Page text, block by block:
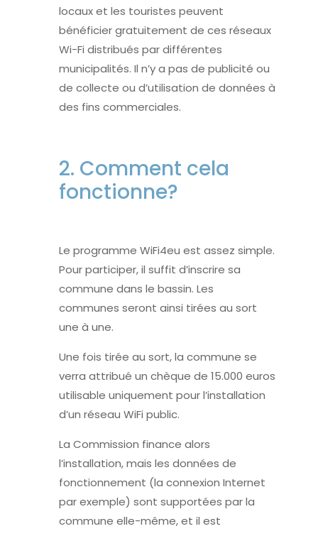
locaux et les touristes peuvent
bénéficier gratuitement de ces réseaux
Wi-Fi distribués par différentes
municipalités. Il n’y a pas de publicité ou
de collecte ou d’utilisation de données à
des fins commerciales.
2. Comment cela
fonctionne?
Le programme WiFi4eu est assez simple.
Pour participer, il suffit d’inscrire sa
commune dans le bassin. Les
communes seront ainsi tirées au sort
une à une.
Une fois tirée au sort, la commune se
verra attribué un chèque de 15.000 euros
utilisable uniquement pour l’installation
d’un réseauWiFi public.
La Commission finance alors
l’installation, mais les données de
fonctionnement (la connexion Internet
par exemple) sont supportées par la
commune elle-même, et il est